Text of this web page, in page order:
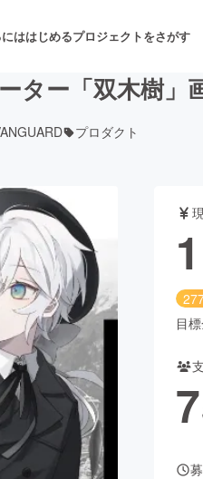
ははじめるプロジェクトをさがす
舞台・パフォーマ
フード・飲食店
アニメ・漫画
ビューティー・ヘ
ー「双木樹」
プロダクト
目